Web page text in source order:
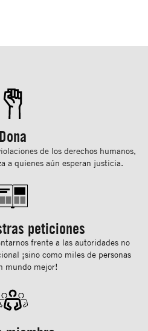
Dona
de los derechos humanos,
a quienes aún esperan justicia.
peticiones
frente a las autoridades no
¡sino como miles de personas
mundo mejor!